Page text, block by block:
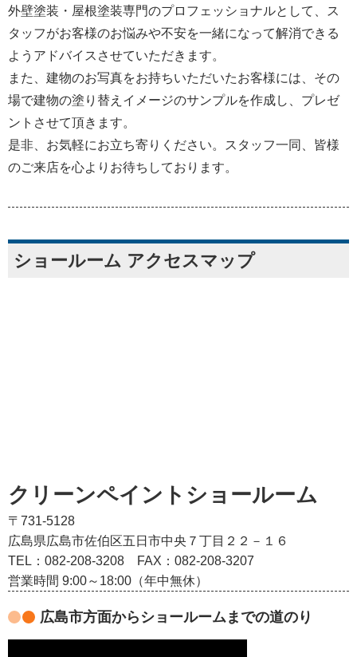
外壁塗装・屋根塗装専門のプロフェッショナルとして、ス
タッフがお客様のお悩みや不安を一緒になって解消できる
ようアドバイスさせていただきます。
また、建物のお写真をお持ちいただいたお客様には、その
場で建物の塗り替えイメージのサンプルを作成し、プレゼ
ントさせて頂きます。
是非、お気軽にお立ち寄りください。スタッフ一同、皆様
のご来店を心よりお待ちしております。
ショールーム アクセスマップ
クリーンペイントショールーム
〒731-5128
広島県広島市佐伯区五日市中央７丁目２２－１６
TEL：082‐208‐3208
FAX：082-208-3207
営業時間 9:00～18:00（年中無休）
広島市方面からショールームまでの道のり